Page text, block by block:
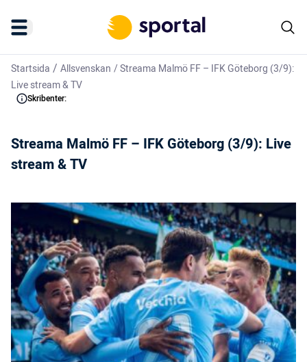
Startsida / Allsvenskan /Streama Malmö FF – IFK Göteborg (3/9):
Live stream & TV
Skribenter:
Streama Malmö FF – IFK Göteborg (3/9): Live
stream & TV